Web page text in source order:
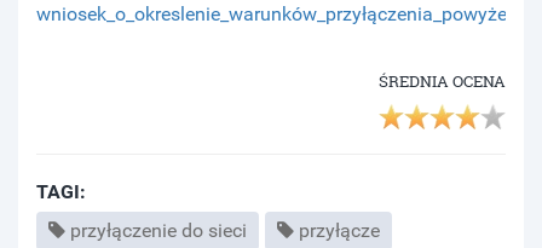
ŚREDNIA OCENA
TAGI:
przyłączenie do sieci
przyłącze